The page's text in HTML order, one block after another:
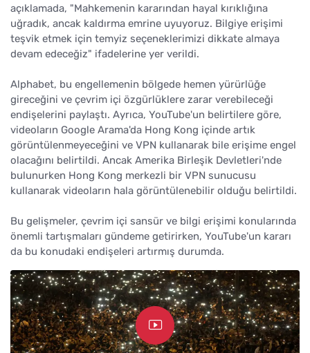
açıklamada, "Mahkemenin kararından hayal kırıklığına
uğradık, ancak kaldırma emrine uyuyoruz. Bilgiye erişimi
teşvik etmek için temyiz seçeneklerimizi dikkate almaya
devam edeceğiz" ifadelerine yer verildi.
Alphabet, bu engellemenin bölgede hemen yürürlüğe
gireceğini ve çevrim içi özgürlüklere zarar verebileceği
endişelerini paylaştı. Ayrıca, YouTube'un belirtilere göre,
videoların Google Arama'da Hong Kong içinde artık
görüntülenmeyeceğini ve VPN kullanarak bile erişime engel
olacağını belirtildi. Ancak Amerika Birleşik Devletleri'nde
bulunurken Hong Kong merkezli bir VPN sunucusu
kullanarak videoların hala görüntülenebilir olduğu belirtildi.
Bu gelişmeler, çevrim içi sansür ve bilgi erişimi konularında
önemli tartışmaları gündeme getirirken, YouTube'un kararı
da bu konudaki endişeleri artırmış durumda.